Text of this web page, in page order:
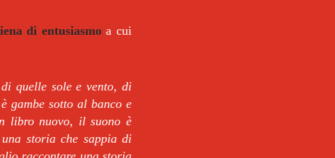
di entusiasmoa cui
quelle sole e vento, di
è gambe sotto al banco e
libro nuovo, il suono è
storia che sappia di